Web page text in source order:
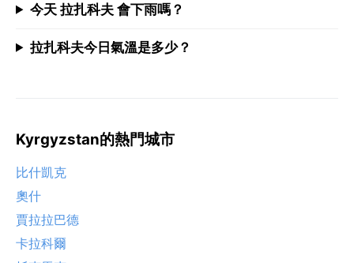
今天 拉扎科夫 會下雨嗎？
拉扎科夫今日氣溫是多少？
Kyrgyzstan的熱門城市
比什凱克
奧什
賈拉拉巴德
卡拉科爾